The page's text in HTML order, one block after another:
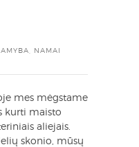
NAMAI
mes mėgstame
kurti maisto
aliejais.
skonio, mūsų